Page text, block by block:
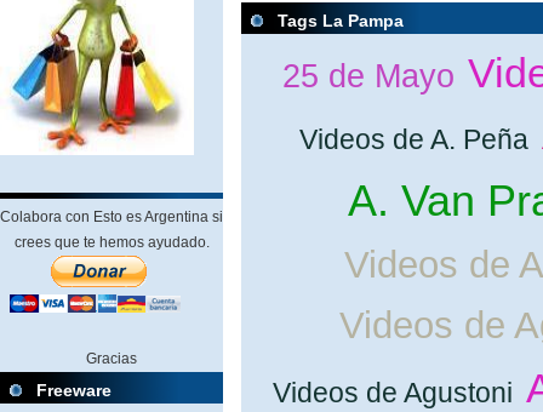
Colabora con Esto es Argentina si
crees que te hemos ayudado.
Gracias
Freeware
Tags La Pampa
25 de Mayo
Videos de A. Peña
A. Van
Videos de
Videos de
Videos de Agustoni